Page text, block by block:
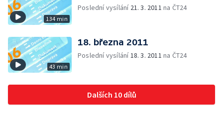
134 min
Poslední vysílání 21. 3. 2011 na ČT24
43 min
18. března 2011
Poslední vysílání18. 3. 2011 na ČT24
Dalších 10 dílů